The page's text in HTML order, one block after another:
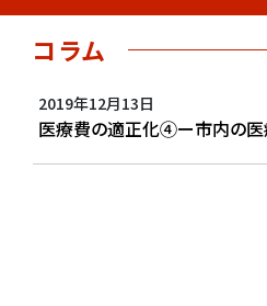
コラム
2019年12月13日
医療費の適正化④ー市内の